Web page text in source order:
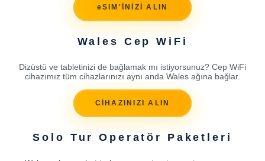
eSIM'İNİZİ ALIN
Wales Cep WiFi
Dizüstü ve tabletinizi de bağlamak mı istiyorsunuz? Cep WiFi
cihazımız tüm cihazlarınızı aynı anda Wales ağına bağlar.
CİHAZINIZI ALIN
Solo Tur Operatör Paketleri